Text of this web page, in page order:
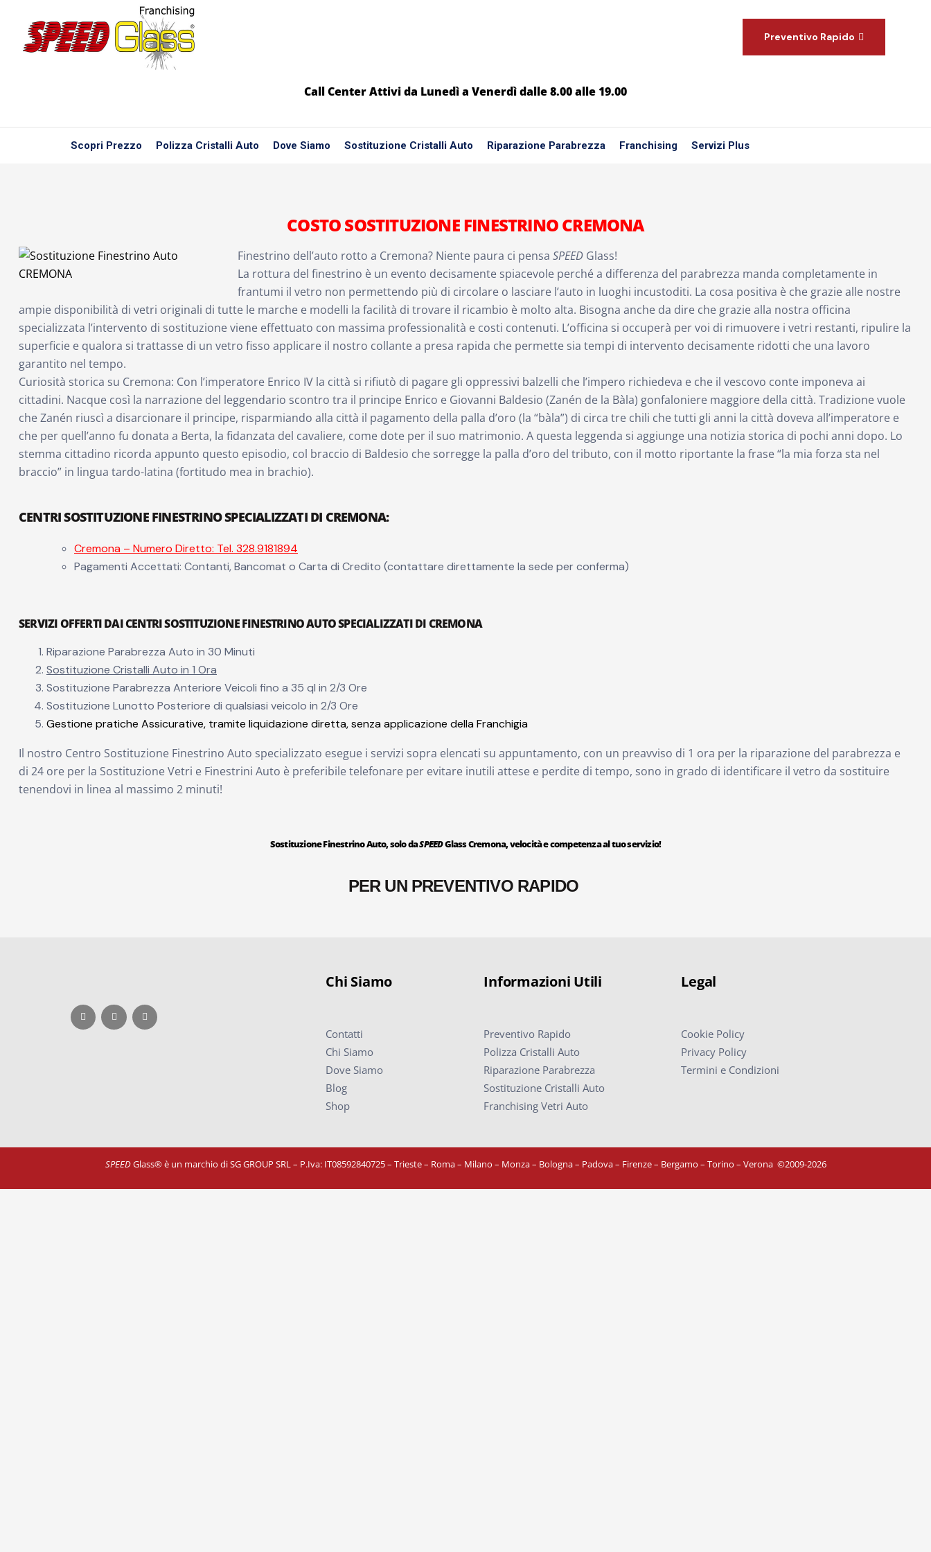
Preventivo Rapido
Call Center Attivi da Lunedì a Venerdì dalle 8.00 alle 19.00
Scopri Prezzo Polizza Cristalli Auto Dove Siamo Sostituzione Cristalli Auto Riparazione Parabrezza Franchising Servizi Plus
COSTO SOSTITUZIONE FINESTRINO CREMONA
Finestrino dell’auto rotto a Cremona? Niente paura ci pensa SPEED Glass!
La rottura del finestrino è un evento decisamente spiacevole perché a differenza del parabrezza manda completamente in
frantumi il vetro non permettendo più di circolare o lasciare l’auto in luoghi incustoditi. La cosa positiva è che grazie alle nostre
ampie disponibilità di vetri originali di tutte le marche e modelli la facilità di trovare il ricambio è molto alta. Bisogna anche da dire che grazie alla nostra officina
specializzata l’intervento di sostituzione viene effettuato con massima professionalità e costi contenuti. L’officina si occuperà per voi di rimuovere i vetri restanti, ripulire la
superficie e qualora si trattasse di un vetro fisso applicare il nostro collante a presa rapida che permette sia tempi di intervento decisamente ridotti che una lavoro
garantito nel tempo.
Curiosità storica su Cremona: Con l’imperatore Enrico IV la città si rifiutò di pagare gli oppressivi balzelli che l’impero richiedeva e che il vescovo conte imponeva ai
cittadini. Nacque così la narrazione del leggendario scontro tra il principe Enrico e Giovanni Baldesio (Zanén de la Bàla) gonfaloniere maggiore della città. Tradizione vuole
che Zanén riuscì a disarcionare il principe, risparmiando alla città il pagamento della palla d’oro (la “bàla”) di circa tre chili che tutti gli anni la città doveva all’imperatore e
che per quell’anno fu donata a Berta, la fidanzata del cavaliere, come dote per il suo matrimonio. A questa leggenda si aggiunge una notizia storica di pochi anni dopo. Lo
stemma cittadino ricorda appunto questo episodio, col braccio di Baldesio che sorregge la palla d’oro del tributo, con il motto riportante la frase “la mia forza sta nel
braccio” in lingua tardo-latina (fortitudo mea in brachio).
CENTRI SOSTITUZIONE FINESTRINO SPECIALIZZATI DI CREMONA:
Cremona – Numero Diretto: Tel. 328.9181894
Pagamenti Accettati: Contanti, Bancomat o Carta di Credito (contattare direttamente la sede per conferma)
SERVIZI OFFERTI DAI CENTRI SOSTITUZIONE FINESTRINO AUTO SPECIALIZZATI DI CREMONA
Riparazione Parabrezza Auto in 30 Minuti
Sostituzione Cristalli Auto in 1 Ora
Sostituzione Parabrezza Anteriore Veicoli fino a 35 ql in 2/3 Ore
Sostituzione Lunotto Posteriore di qualsiasi veicolo in 2/3 Ore
Gestione pratiche Assicurative, tramite liquidazione diretta, senza applicazione della Franchigia
Il nostro Centro Sostituzione Finestrino Auto specializzato esegue i servizi sopra elencati su appuntamento, con un preavviso di 1 ora per la riparazione del parabrezza e
di 24 ore per la Sostituzione Vetri e Finestrini Auto è preferibile telefonare per evitare inutili attese e perdite di tempo, sono in grado di identificare il vetro da sostituire
tenendovi in linea al massimo 2 minuti!
Sostituzione Finestrino Auto, solo daSPEEDGlass Cremona, velocità e competenza al tuo servizio!
PER UN PREVENTIVO RAPIDO
Chi Siamo
Contatti
Chi Siamo
Dove Siamo
Blog
Shop
Informazioni Utili
Preventivo Rapido
Polizza Cristalli Auto
Riparazione Parabrezza
Sostituzione Cristalli Auto
Franchising Vetri Auto
Legal
Cookie Policy
Privacy Policy
Termini e Condizioni
SPEEDGlass® è un marchio di SG GROUP SRL – P.Iva: IT08592840725– Trieste – Roma – Milano – Monza – Bologna – Padova – Firenze – Bergamo – Torino – Verona ©2009-2026